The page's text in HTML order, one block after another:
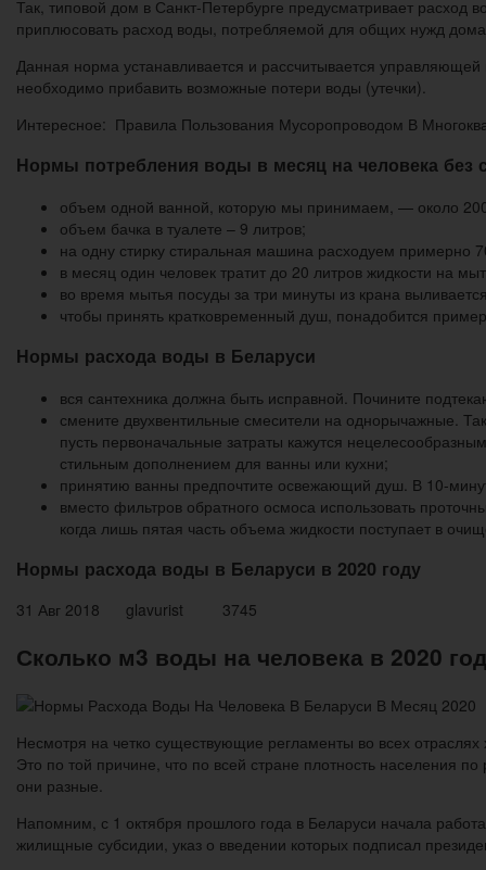
Так, типовой дом в Санкт-Петербурге предусматривает расход
приплюсовать расход воды, потребляемой для общих нужд
Данная норма устанавливается и рассчитывается
необходимо прибавить возможные потери воды (утечки).
Интересное: Правила Пользования Мусоропроводом В
Нормы потребления воды в месяц на человека без
объем одной ванной, которую мы принимаем, — около
объем бачка в туалете – 9 литров;
на одну стирку стиральная машина расходуем примерно
в месяц один человек тратит до 20 литров жидкости на
во время мытья посуды за три минуты из крана
чтобы принять кратковременный душ, понадобится
Нормы расхода воды в Беларуси
вся сантехника должна быть исправной. Почините
смените двухвентильные смесители на однорычажные.
пусть первоначальные затраты кажутся
стильным дополнением для ванны или кухни;
принятию ванны предпочтите освежающий душ. В 10-
вместо фильтров обратного осмоса использовать
когда лишь пятая часть объема жидкости поступает в
Нормы расхода воды в Беларуси в 2020 году
31 Авг 2018 glavurist 3745
Сколько м3 воды на человека в 2020
Несмотря на четко существующие регламенты во всех
Это по той причине, что по всей стране плотность населения
они разные.
Напомним, с 1 октября прошлого года в Беларуси начала
жилищные субсидии, указ о введении которых подписал